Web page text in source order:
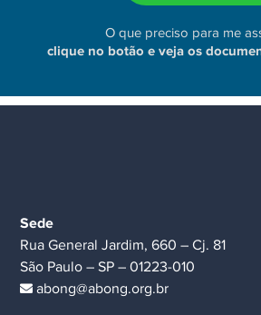
O que preciso para me
clique no botão e veja os
Sede
Rua General Jardim, 660 – Cj. 81
São Paulo – SP – 01223-010
abong@abong.org.br